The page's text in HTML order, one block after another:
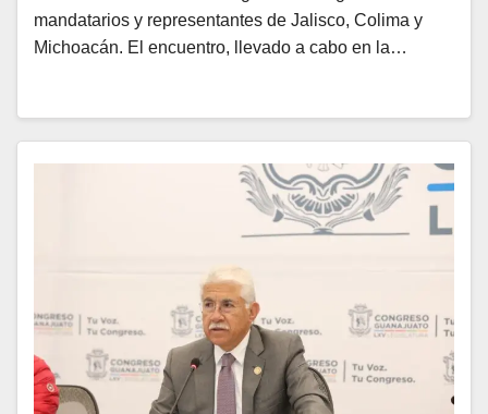
mandatarios y representantes de Jalisco, Colima y
Michoacán. El encuentro, llevado a cabo en la…